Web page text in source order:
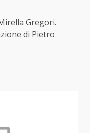
Gregori.
di Pietro